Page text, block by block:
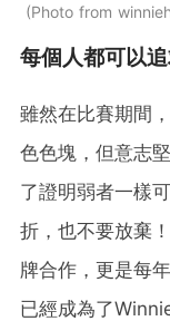
Photo from
每個人都可以追
雖然在比賽期間
色色塊，但意志
了證明弱者一樣
折，也不要放棄
牌合作，更是每
已經成為了